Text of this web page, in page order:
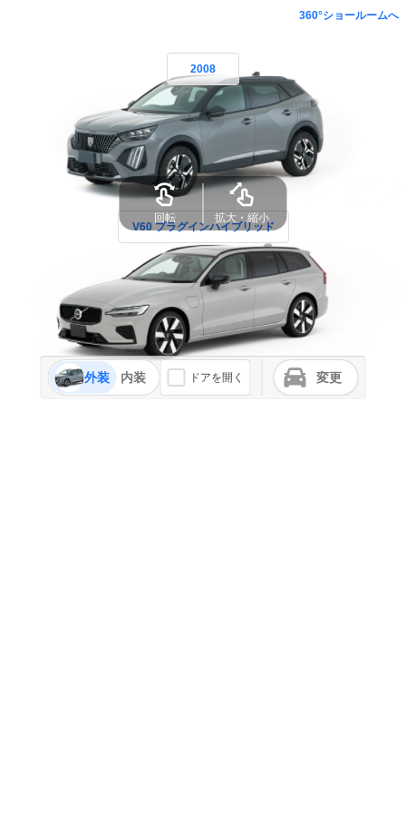
360°ショールームへ
2008
V60 プラグインハイブリッド
外装 内装 ドアを開く 変更
回転 拡大・縮小